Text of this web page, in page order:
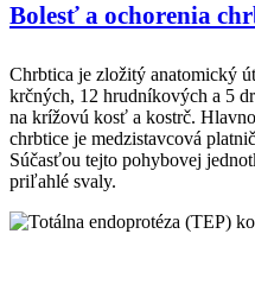
Bolesť a ochorenia
Chrbtica je zložitý anatomický
krčných, 12 hrudníkových a 5
na krížovú kosť a kostrč.
chrbtice je medzistavcová
Súčasťou tejto pohybovej
priľahlé svaly.